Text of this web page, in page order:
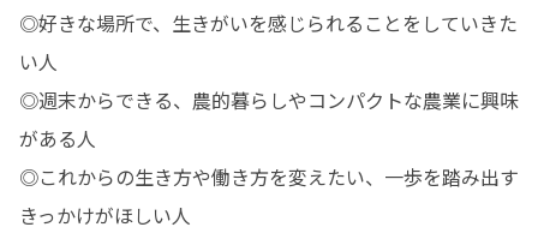
◎好きな場所で、生きがいを感じられることをしていきた
い人
◎週末からできる、農的暮らしやコンパクトな農業に興味
がある人
◎これからの生き方や働き方を変えたい、一歩を踏み出す
きっかけがほしい人